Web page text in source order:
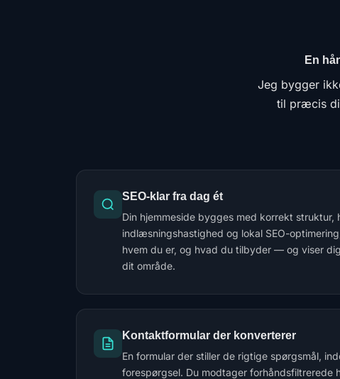
En
Jeg bygger
til præcis
SEO-klar fra dag ét
Din hjemmeside bygges med korrekt struktur,
indlæsningshastighed og lokal SEO-
hvem du er, og hvad du tilbyder — og viser
dit område.
Kontaktformular der konverterer
En formular der stiller de rigtige spørgsmål,
forespørgsel. Du modtager forhåndsfiltrerede